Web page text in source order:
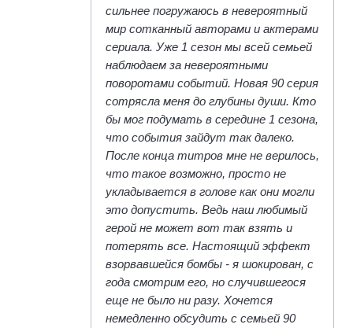
сильнее погружаюсь в невероятный
мир сотканный авторами и актерами
сериала. Уже 1 сезон мы всей семьей
наблюдаем за невероятными
поворотами событий. Новая 90 серия
сотрясла меня до глубины души. Кто
бы мог подумать в середине 1 сезона,
что события зайдут так далеко.
После конца титров мне не верилось,
что такое возможно, просто не
укладывается в голове как они могли
это допустить. Ведь наш любимый
герой не может вот так взять и
потерять все. Настоящий эффект
взорвавшейся бомбы - я шокирован, с
года смотрим его, но случившегося
еще не было ни разу. Хочется
немедленно обсудить с семьей 90